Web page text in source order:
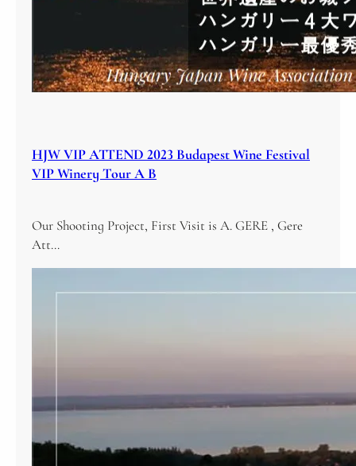
HJW VIP ATTEND 2023 Budapest Wine Festival
VIP Winery Tour A B
Our Shooting Project, First Visit is A. GERE , Gere
Att…